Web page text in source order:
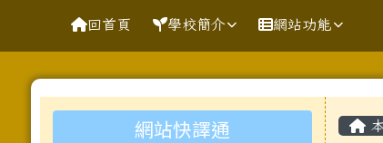
花蓮縣花蓮市明廉國民
導覽列回首頁 學校簡介 網站功能
左邊區域內容
網站快譯通
主
頁尾區域